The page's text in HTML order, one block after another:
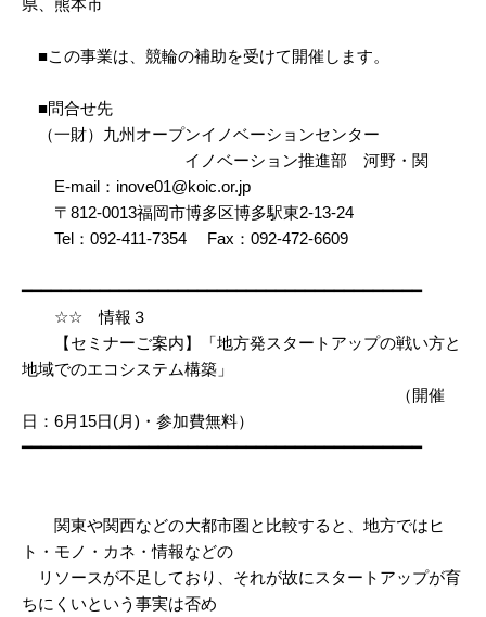
県、熊本市
■この事業は、競輪の補助を受けて開催します。
■問合せ先
（一財）九州オープンイノベーションセンター
イノベーション推進部 河野・関
E-mail：inove01@koic.or.jp
〒812-0013福岡市博多区博多駅東2-13-24
Tel：092-411-7354 Fax：092-472-6609
━━━━━━━━━━━━━━━━━━━━━━━━━━━━━━━━━━━━━━━━━
☆☆ 情報３
【セミナーご案内】「地方発スタートアップの戦い方と
地域でのエコシステム構築」
（開催
日：6月15日(月)・参加費無料）
━━━━━━━━━━━━━━━━━━━━━━━━━━━━━━━━━━━━━━━━━
関東や関西などの大都市圏と比較すると、地方ではヒ
ト・モノ・カネ・情報などの
リソースが不足しており、それが故にスタートアップが育
ちにくいという事実は否め